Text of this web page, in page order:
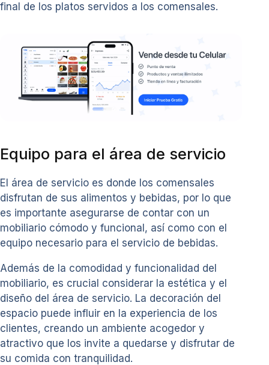
final de los platos servidos a los comensales.
Equipo para el área de servicio
El área de servicio es donde los comensales
disfrutan de sus alimentos y bebidas, por lo que
es importante asegurarse de contar con un
mobiliario cómodo y funcional, así como con el
equipo necesario para el servicio de bebidas.
Además de la comodidad y funcionalidad del
mobiliario, es crucial considerar la estética y el
diseño del área de servicio. La decoración del
espacio puede influir en la experiencia de los
clientes, creando un ambiente acogedor y
atractivo que los invite a quedarse y disfrutar de
su comida con tranquilidad.